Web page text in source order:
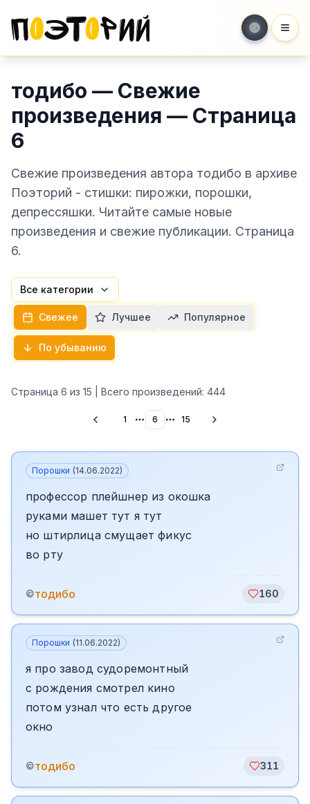
тодибо — Свежие
произведения — Страница
6
Свежие произведения автора тодибо в архиве
Поэторий - стишки: пирожки, порошки,
депрессяшки. Читайте самые новые
произведения и свежие публикации. Страница
6.
Все категории
Свежее Лучшее Популярное
По убыванию
Страница 6 из 15 | Всего произведений: 444
1 More pages
6 More pages
15
Порошки (14.06.2022)
профессор плейшнер из окошка
руками машет тут я тут
но штирлица смущает фикус
во рту
©тодибо 160
Порошки (11.06.2022)
я про завод судоремонтный
с рождения смотрел кино
потом узнал что есть другое
окно
©тодибо 311